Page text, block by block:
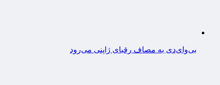
بی‌وای‌دی به مصاف رقبای ژاپنی می‌رود